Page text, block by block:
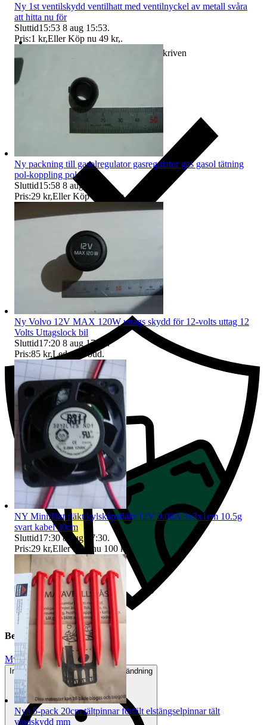
Ersättning om varan inte är som beskriven
Ersättning om du inte får din vara
Beskrivning
Mycket gott skick
Inga eller minimala tecken på användning
Ny 1st ventilskydd ventilhatt med ventilnyckel av metall svåra
att hitta nu för
Sluttid15:53 8 aug 15:53.
Pris:1 kr,Eller Köp nu 49 kr,.
Ny packning till gasolregulator gasregulator gas gasol tätning
pol-koppling pol
Sluttid15:58 8 aug 15:58
Pris:29 kr,Eller Köp nu 59 kr,.
Ny Volvo 12V MAX 120W uttags skydd för 12-volts uttag 12
Volts Uttagslock bil
Sluttid17:20 8 aug 17:20 .
Pris:85 kr,Ledande bud.
NY Minifläkt fläkt kylskåpsfläkt 12V 0.08A 3x3x1cm 10.5g
svart kabel 30cm
Sluttid17:30 8 aug 17:30.
Pris:29 kr,Eller Köp nu 100 kr ,.
Nya 5-pack 20cm tältpinnar förtält elstängselpinnar tält
vindskydd mm